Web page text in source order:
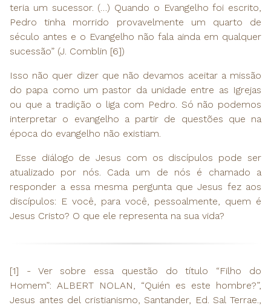
teria um sucessor. (…) Quando o Evangelho foi escrito,
Pedro tinha morrido provavelmente um quarto de
século antes e o Evangelho não fala ainda em qualquer
sucessão” (J. Comblin [6])
Isso não quer dizer que não devamos aceitar a missão
do papa como um pastor da unidade entre as Igrejas
ou que a tradição o liga com Pedro. Só não podemos
interpretar o evangelho a partir de questões que na
época do evangelho não existiam.
Esse diálogo de Jesus com os discípulos pode ser
atualizado por nós. Cada um de nós é chamado a
responder a essa mesma pergunta que Jesus fez aos
discípulos: E você, para você, pessoalmente, quem é
Jesus Cristo? O que ele representa na sua vida?
[1] - Ver sobre essa questão do título “Filho do
Homem”: ALBERT NOLAN, “Quién es este hombre?”,
Jesus antes del cristianismo, Santander, Ed. Sal Terrae.,